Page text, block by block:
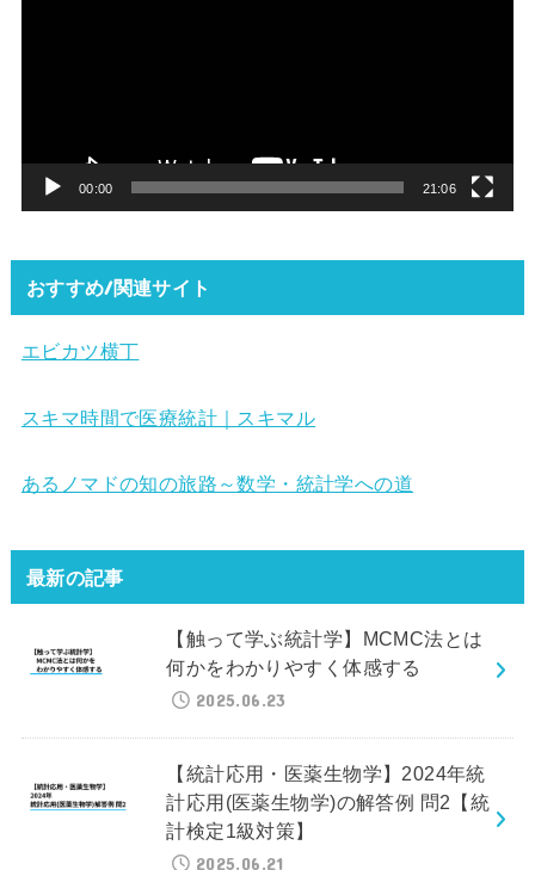
00:00 21:06
おすすめ/関連サイト
エビカツ横丁
スキマ時間で医療統計｜スキマル
あるノマドの知の旅路～数学・統計学への道
最新の記事
【触って学ぶ統計学】MCMC法とは
何かをわかりやすく体感する
2025.06.23
【統計応用・医薬生物学】2024年統
計応用(医薬生物学)の解答例 問2【統
計検定1級対策】
2025.06.21